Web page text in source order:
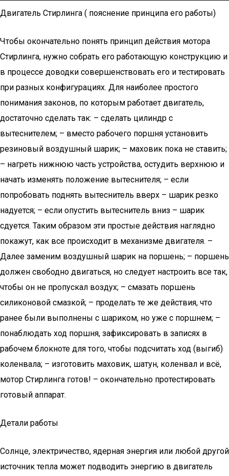
Двигатель Стирлинга ( пояснение принципа его работы)
Чтобы окончательно понять принцип действия мотора
Стирлинга, нужно собрать его работающую конструкцию и
в процессе доводки совершенствовать его и тестировать
при разных конфигурациях. Для наиболее простого
понимания законов, по которым работает двигатель,
достаточно сделать так: – сделать цилиндр с
вытеснителем; – вместо рабочего поршня установить
резиновый воздушный шарик; – маховик пока не ставить;
– нагреть нижнюю часть устройства, остудить верхнюю и
начать изменять положение вытеснителя; – если
попробовать поднять вытеснитель вверх – шарик резко
надуется; – если опустить вытеснитель вниз – шарик
сдуется. Таким образом эти простые действия наглядно
покажут, как все происходит в механизме двигателя. –
Далее заменим воздушный шарик на поршень; – поршень
должен свободно двигаться, но следует настроить все так,
чтобы он не пропускал воздух; – смазать поршень
силиконовой смазкой; – проделать те же действия, что
ранее были выполнены с шариком, но уже с поршнем; –
понаблюдать ход поршня, зафиксировать в записях в
рабочем блокноте для того, чтобы подсчитать ход (выгиб)
коленвала; – изготовить маховик, шатун, коленвал и всё,
мотор Стирлинга готов! – окончательно протестировать
готовый аппарат.
Детали работы
Солнце, электричество, ядерная энергия или любой другой
источник тепла может подводить энергию в двигатель